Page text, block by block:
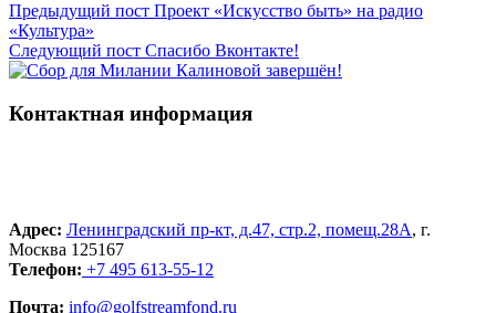
Предыдущий пост Проект «Искусство быть» на радио
«Культура»
Следующий пост Спасибо Вконтакте!
Контактная информация
Адрес: Ленинградский пр-кт, д.47, стр.2, помещ.28А, г.
Москва 125167
Телефон: +7 495 613-55-12
Почта: info@golfstreamfond.ru